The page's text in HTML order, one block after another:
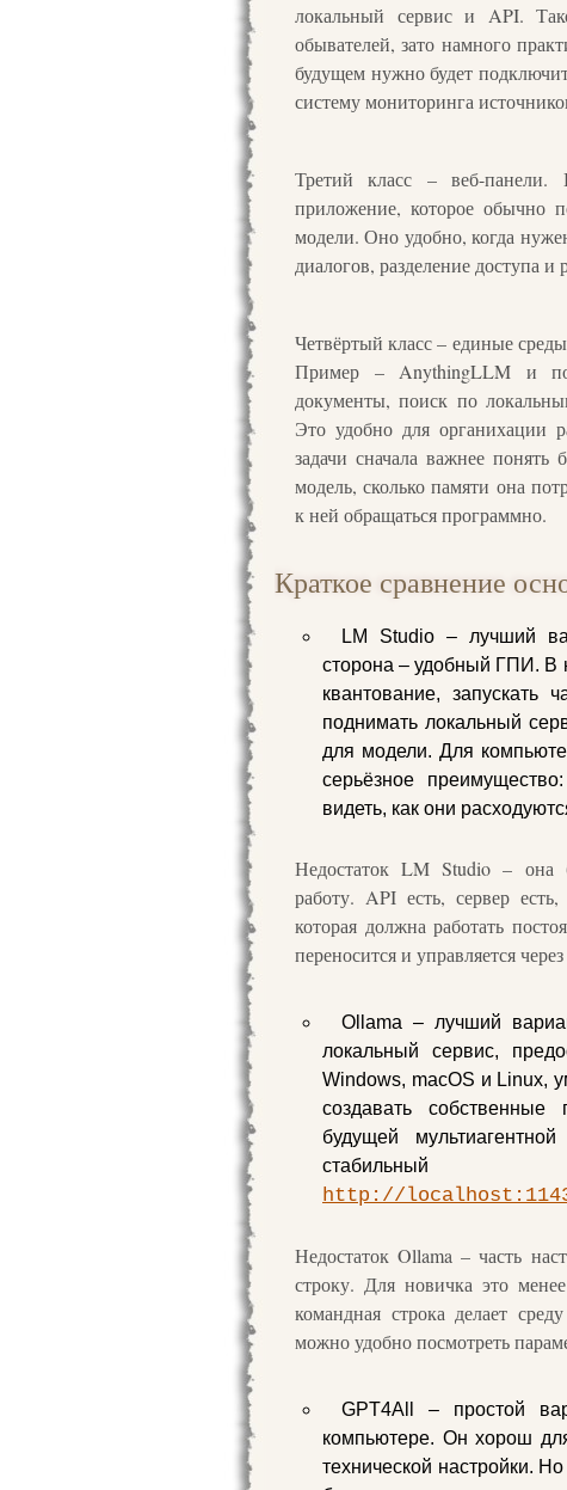
локальный сервис и API.
обывателей, зато намного
будущем нужно будет
систему мониторинга
Третий класс – веб-
приложение, которое обычно
модели. Оно удобно, когда
диалогов, разделение доступа
Четвёртый класс – единые
Пример – AnythingLLM и
документы, поиск по
Это удобно для органихации
задачи сначала важнее понять
модель, сколько памяти она
к ней обращаться программно.
Краткое сравнение
LM Studio – лучший
сторона – удобный ГПИ. В
квантование, запускать
поднимать локальный
для модели. Для
серьёзное
видеть, как они
Недостаток LM Studio – она
работу. API есть, сервер
которая должна работать
переносится и управляется
Ollama – лучший
локальный сервис,
Windows, macOS и Linux,
создавать
будущей
http://
Недостаток Ollama – часть
строку. Для новичка это
командная строка делает
можно удобно посмотреть
GPT4All – простой
компьютере. Он хорош
технической настройки.